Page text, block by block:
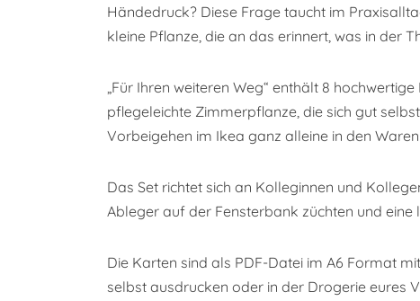
Händedruck? Diese Frage taucht im
kleine Pflanze, die an das erinnert, was in der
„Für Ihren weiteren Weg“ enthält 8
pflegeleichte Zimmerpflanze, die sich gut
Vorbeigehen im Ikea ganz alleine in den
Das Set richtet sich an Kolleginnen und
Ableger auf der Fensterbank züchten und
Die Karten sind als PDF-Datei im A6 Format
selbst ausdrucken oder in der Drogerie eures